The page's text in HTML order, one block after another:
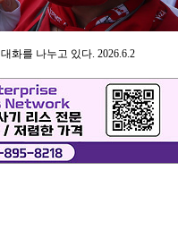
화를 나누고 있다. 2026.6.2